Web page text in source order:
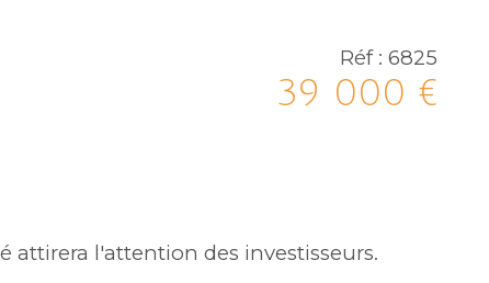
Réf : 6825
39 000 €
attirera l'attention des investisseurs.